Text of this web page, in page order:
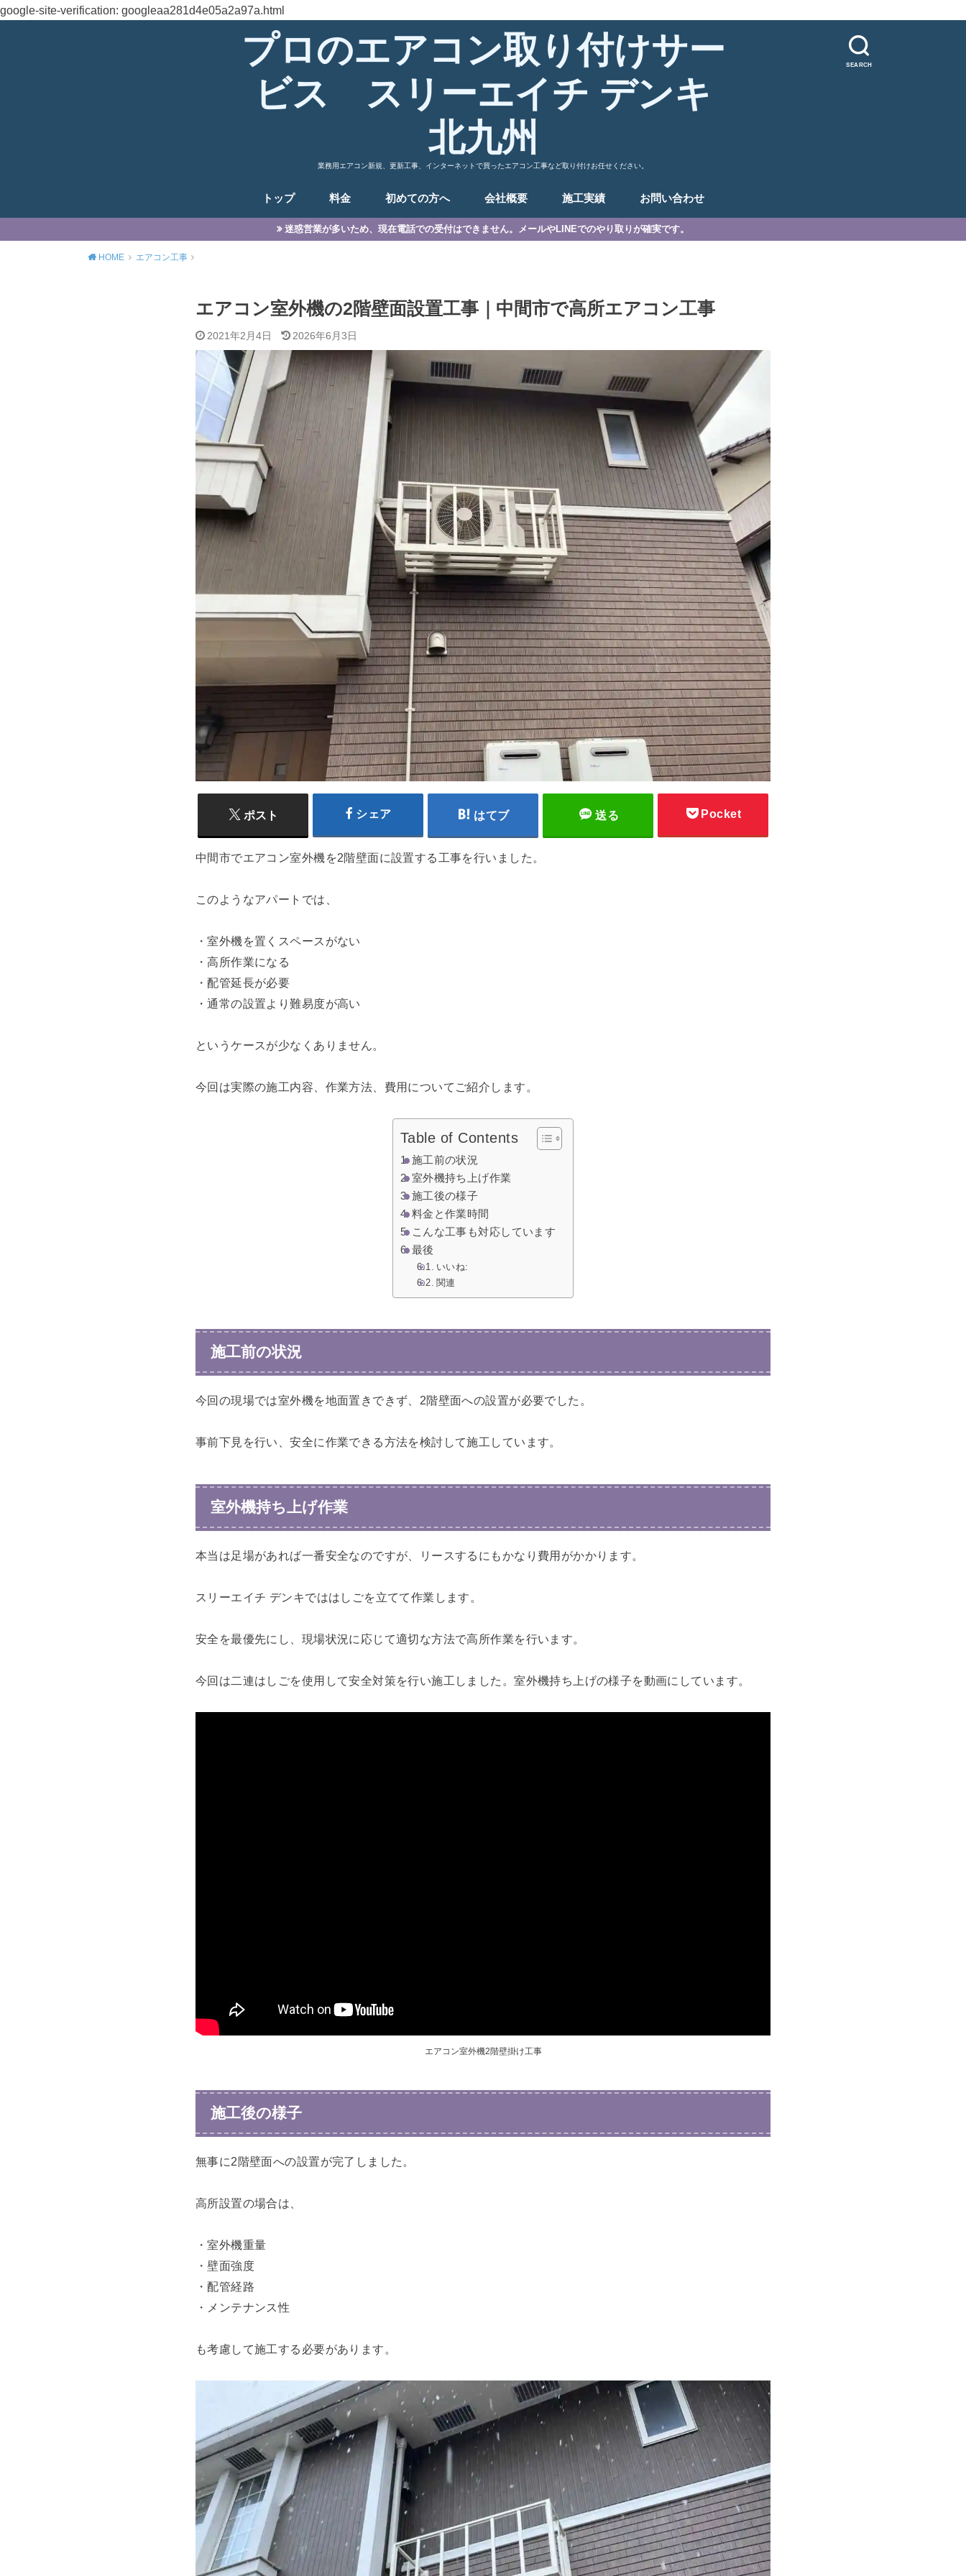
google-site-verification: googleaa281d4e05a2a97a.html
SEARCH
プロのエアコン取り付けサー
ビス スリーエイチ デンキ
北九州
業務用エアコン新規、更新工事、インターネットで買ったエアコン工事など取り付けお任せください。
トップ 料金 初めての方へ 会社概要 施工実績 お問い合わせ
迷惑営業が多いため、現在電話での受付はできません。メールやLINEでのやり取りが確実です。
HOME エアコン工事
エアコン室外機の2階壁面設置工事｜中間市で高所エアコン工事
2021年2月4日 2026年6月3日
ポスト シェア はてブ 送る Pocket
中間市でエアコン室外機を2階壁面に設置する工事を行いました。
このようなアパートでは、
・室外機を置くスペースがない
・高所作業になる
・配管延長が必要
・通常の設置より難易度が高い
というケースが少なくありません。
今回は実際の施工内容、作業方法、費用についてご紹介します。
Table of Contents
施工前の状況
室外機持ち上げ作業
施工後の様子
料金と作業時間
こんな工事も対応しています
最後
いいね:
関連
施工前の状況
今回の現場では室外機を地面置きできず、2階壁面への設置が必要でした。
事前下見を行い、安全に作業できる方法を検討して施工しています。
室外機持ち上げ作業
本当は足場があれば一番安全なのですが、リースするにもかなり費用がかかります。
スリーエイチ デンキでははしごを立てて作業します。
安全を最優先にし、現場状況に応じて適切な方法で高所作業を行います。
今回は二連はしごを使用して安全対策を行い施工しました。室外機持ち上げの様子を動画にしています。
エアコン室外機2階壁掛け工事
施工後の様子
無事に2階壁面への設置が完了しました。
高所設置の場合は、
・室外機重量
・壁面強度
・配管経路
・メンテナンス性
も考慮して施工する必要があります。